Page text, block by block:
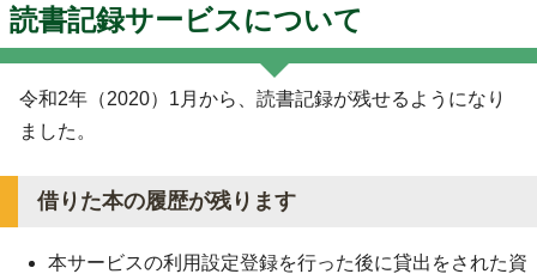
読書記録サービスについて
令和2年（2020）1月から、読書記録が残せるようになり
ました。
借りた本の履歴が残ります
本サービスの利用設定登録を行った後に貸出をされた資